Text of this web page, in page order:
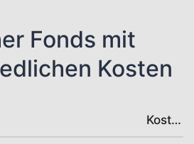
Fonds mit
Kosten
Kosten